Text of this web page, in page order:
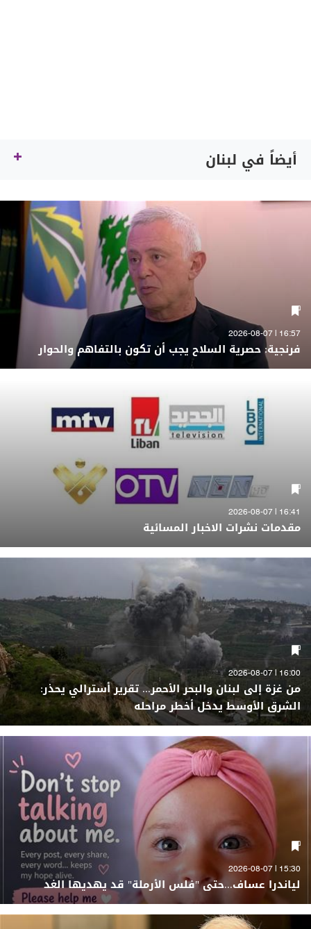
أيضاً في لبنان
16:57 | 2026-08-07
فرنجية: حصرية السلاح يجب أن تكون بالتفاهم والحوار
16:41 | 2026-08-07
مقدمات نشرات الاخبار المسائية
16:00 | 2026-08-07
من غزة إلى لبنان والبحر الأحمر... تقرير أسترالي يحذر:
الشرق الأوسط يدخل أخطر مراحله
15:30 | 2026-08-07
لياندرا عساف...حتى "فلس الأرملة" قد يهديها الغد